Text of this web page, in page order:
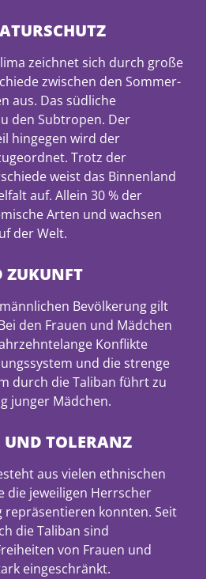
zeichnet sich durch große
zwischen den Sommer-
aus. Das südliche
den Subtropen. Der
hingegen wird der
Trotz der
weist das Binnenland
auf. Allein 30 % der
Arten und wachsen
der Welt.
ZUKUNFT
Bevölkerung gilt
den Frauen und Mädchen
Konflikte
und die strenge
durch die Taliban führt zu
junger Mädchen.
TOLERANZ
aus vielen ethnischen
die jeweiligen Herrscher
repräsentieren konnten. Seit
die Taliban sind
von Frauen und
eingeschränkt.